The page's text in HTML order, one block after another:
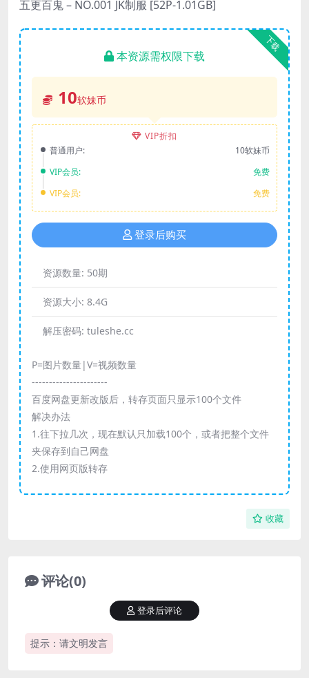
五更百鬼 – NO.001 JK制服 [52P-1.01GB]
下载
本资源需权限下载
10软妹币
VIP折扣
普通用户:
10软妹币
VIP会员:
免费
VIP会员:
免费
登录后购买
资源数量: 50期
资源大小: 8.4G
解压密码: tuleshe.cc
P=图片数量|V=视频数量
----------------------
百度网盘更新改版后，转存页面只显示100个文件
解决办法
1.往下拉几次，现在默认只加载100个，或者把整个文件
夹保存到自己网盘
2.使用网页版转存
收藏
评论(0)
提示：请文明发言
登录后评论